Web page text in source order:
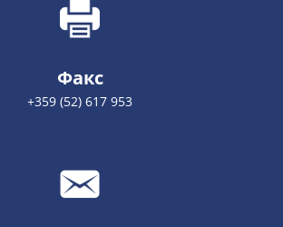
Факс
+359 (52) 617 953